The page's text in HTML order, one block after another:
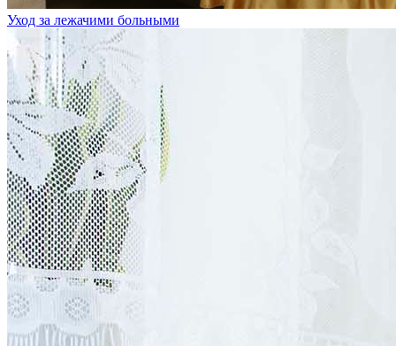
Уход за лежачими больными